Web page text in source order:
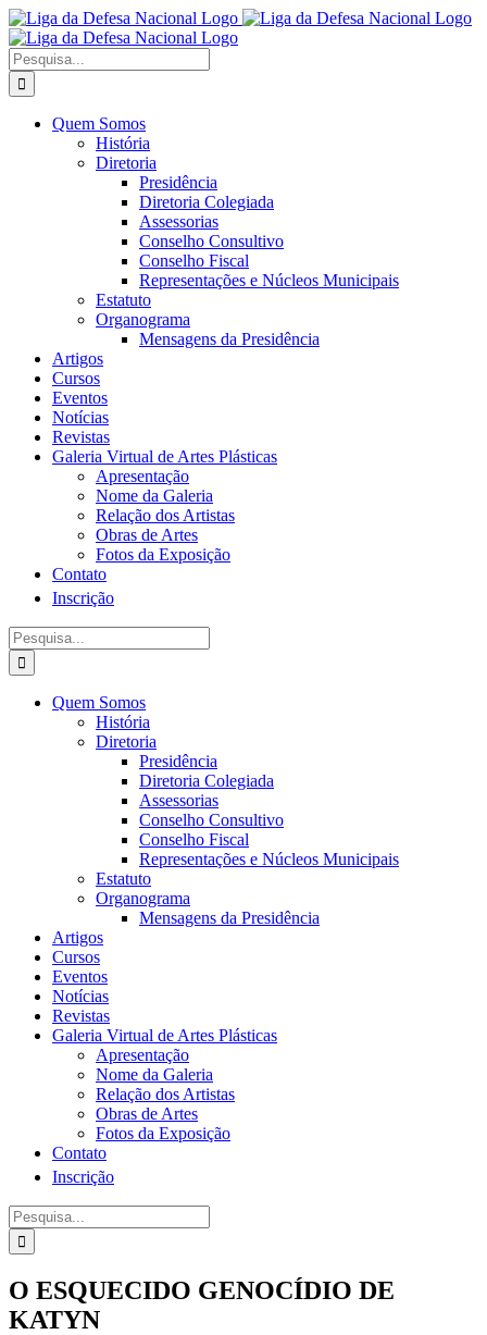
Ir
para
o
conteúdo
Facebook
X
Instagram
Procurar
por:
Quem Somos
História
Diretoria
Presidência
Diretoria Colegiada
Assessorias
Conselho Consultivo
Conselho Fiscal
Representações e Núcleos Municipais
Estatuto
Organograma
Mensagens da Presidência
Artigos
Cursos
Eventos
Notícias
Revistas
Galeria Virtual de Artes Plásticas
Apresentação
Nome da Galeria
Relação dos Artistas
Obras de Artes
Fotos da Exposição
Contato
Inscrição
Procurar
por:
Quem Somos
História
Diretoria
Presidência
Diretoria Colegiada
Assessorias
Conselho Consultivo
Conselho Fiscal
Representações e Núcleos Municipais
Estatuto
Organograma
Mensagens da Presidência
Artigos
Cursos
Eventos
Notícias
Revistas
Galeria Virtual de Artes Plásticas
Apresentação
Nome da Galeria
Relação dos Artistas
Obras de Artes
Fotos da Exposição
Contato
Inscrição
Procurar
por:
O ESQUECIDO GENOCÍDIO DE
KATYN